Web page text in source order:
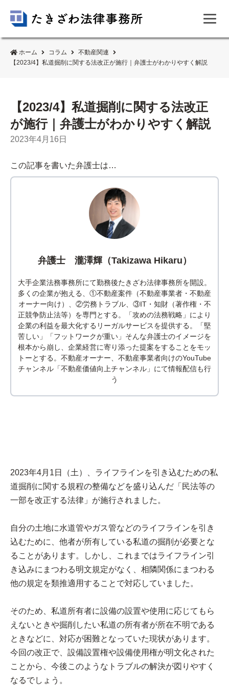
ホーム コラム
不動産関連
【2023/4】私道掘削に関する法改正が施行｜弁護士がわかりやすく解説
【2023/4】私道掘削に関する法改正
が施行｜弁護士がわかりやすく解説
2023年4月16日
この記事を書いた弁護士は…
弁護士 瀧澤輝（Takizawa Hikaru）
大手企業法務事務所にて勤務後たきざわ法律事務所を開設。
多くの企業が抱える、①不動産案件（不動産事業者・不動産
オーナー向け）、②労務トラブル、③IT・知財（著作権・不
正競争防止法等）を専門とする。「攻めの法務戦略」により
企業の利益を最大化するリーガルサービスを提供する。「堅
苦しい」「フットワークが重い」そんな弁護士のイメージを
根本から崩し、企業経営に寄り添った提案をすることをモッ
トーとする。不動産オーナー、不動産事業者向けのYouTube
チャンネル「不動産価値向上チャンネル」にて情報配信も行
う
2023年4月1日（土）、ライフラインを引き込むための私
道掘削に関する規程の整備などを盛り込んだ「民法等の
一部を改正する法律」が施行されました。
自分の土地に水道管やガス管などのライフラインを引き
込むために、他者が所有している私道の掘削が必要とな
ることがあります。しかし、これまではライフライン引
き込みにまつわる明文規定がなく、相隣関係にまつわる
他の規定を類推適用することで対応していました。
そのため、私道所有者に設備の設置や使用に応じてもら
えないときや掘削したい私道の所有者が所在不明である
ときなどに、対応が困難となっていた現状があります。
今回の改正で、設備設置権や設備使用権が明文化された
ことから、今後このようなトラブルの解決が図りやすく
なるでしょう。